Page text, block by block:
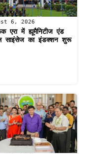
6, 2026
एरा में ह्यूमैनिटीज एंड
साइंसेज का इंडक्शन शुरू